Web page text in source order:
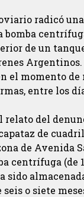
radicó
bomba
de un
el momento de
entre los
relato del
de
de Avenida
centrífuga (de
sido
o siete